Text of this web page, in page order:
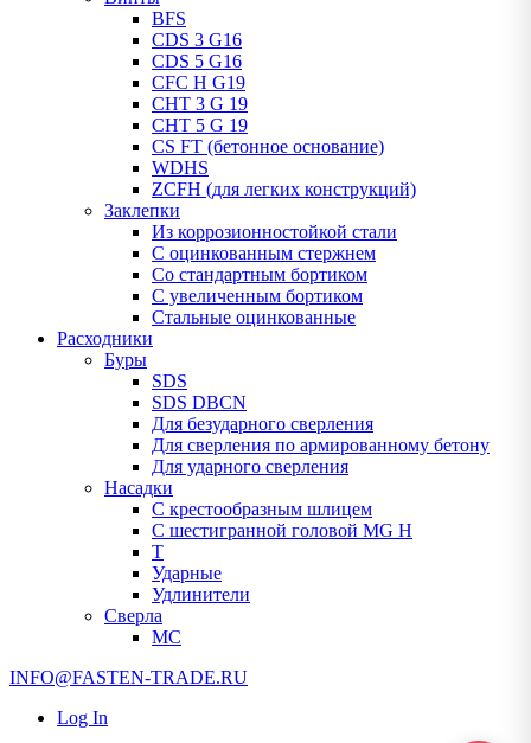
BFS
CDS 3 G16
CDS 5 G16
CFC H G19
CHT 3 G 19
CHT 5 G 19
CS FT (бетонное основание)
WDHS
ZCFH (для легких конструкций)
Заклепки
Из коррозионностойкой стали
С оцинкованным стержнем
Со стандартным бортиком
С увеличенным бортиком
Стальные оцинкованные
Расходники
Буры
SDS
SDS DBCN
Для безударного сверления
Для сверления по армированному бетону
Для ударного сверления
Насадки
С крестообразным шлицем
С шестигранной головой MG H
T
Ударные
Удлинители
Сверла
МС
INFO@FASTEN-TRADE.RU
Log In